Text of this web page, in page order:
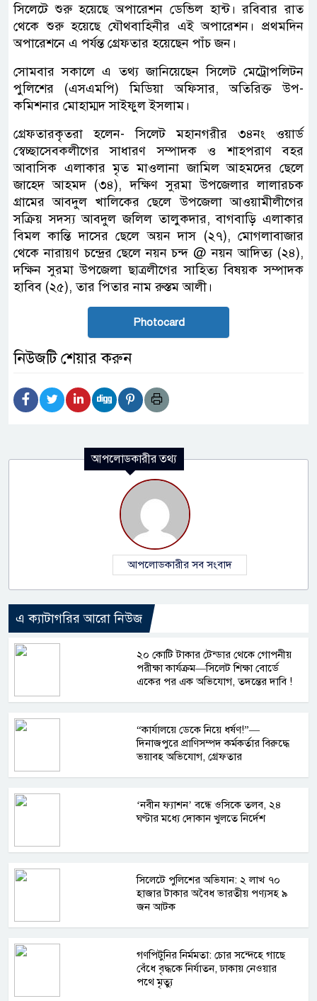
সিলেটে শুরু হয়েছে অপারেশন ডেভিল হান্ট। রবিবার রাত
থেকে শুরু হয়েছে যৌথবাহিনীর এই অপারেশন। প্রথমদিন
অপারেশনে এ পর্যন্ত গ্রেফতার হয়েছেন পাঁচ জন।
সোমবার সকালে এ তথ্য জানিয়েছেন সিলেট মেট্রোপলিটন
পুলিশের (এসএমপি) মিডিয়া অফিসার, অতিরিক্ত উপ-
কমিশনার মোহাম্মদ সাইফুল ইসলাম।
গ্রেফতারকৃতরা হলেন- সিলেট মহানগরীর ৩৪নং ওয়ার্ড
স্বেচ্ছাসেবকলীগের সাধারণ সম্পাদক ও শাহপরাণ বহর
আবাসিক এলাকার মৃত মাওলানা জামিল আহমদের ছেলে
জাহেদ আহমদ (৩৪), দক্ষিণ সুরমা উপজেলার লালারচক
গ্রামের আবদুল খালিকের ছেলে উপজেলা আওয়ামীলীগের
সক্রিয় সদস্য আবদুল জলিল তালুকদার, বাগবাড়ি এলাকার
বিমল কান্তি দাসের ছেলে অয়ন দাস (২৭), মোগলাবাজার
থেকে নারায়ণ চন্দ্রের ছেলে নয়ন চন্দ @ নয়ন আদিত্য (২৪),
দক্ষিন সুরমা উপজেলা ছাত্রলীগের সাহিত্য বিষয়ক সম্পাদক
হাবিব (২৫), তার পিতার নাম রুস্তম আলী।
Photocard
নিউজটি শেয়ার করুন
আপলোডকারীর তথ্য
আপলোডকারীর সব সংবাদ
এ ক্যাটাগরির আরো নিউজ
২০ কোটি টাকার টেন্ডার থেকে গোপনীয়
পরীক্ষা কার্যক্রম—সিলেট শিক্ষা বোর্ডে
একের পর এক অভিযোগ, তদন্তের দাবি !
“কার্যালয়ে ডেকে নিয়ে ধর্ষণ!”—
দিনাজপুরে প্রাণিসম্পদ কর্মকর্তার বিরুদ্ধে
ভয়াবহ অভিযোগ, গ্রেফতার
‘নবীন ফ্যাশন’ বন্ধে ওসিকে তলব, ২৪
ঘণ্টার মধ্যে দোকান খুলতে নির্দেশ
সিলেটে পুলিশের অভিযান: ২ লাখ ৭০
হাজার টাকার অবৈধ ভারতীয় পণ্যসহ ৯
জন আটক
গণপিটুনির নির্মমতা: চোর সন্দেহে গাছে
বেঁধে বৃদ্ধকে নির্যাতন, ঢাকায় নেওয়ার
পথে মৃত্যু